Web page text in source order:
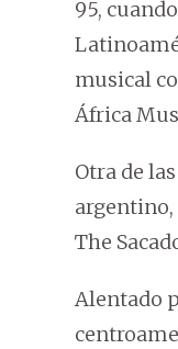
95,
musical
África
Otra de
argentino,
The
Alentado